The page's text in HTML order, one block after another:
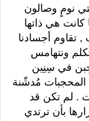
نومٍ وصالون
هي ذاتها
تقاوم أجسادنا
ونتهامس
في سِنِين
المحجبات مُدشّنة
. لم تكن قد
بأن ترتدي